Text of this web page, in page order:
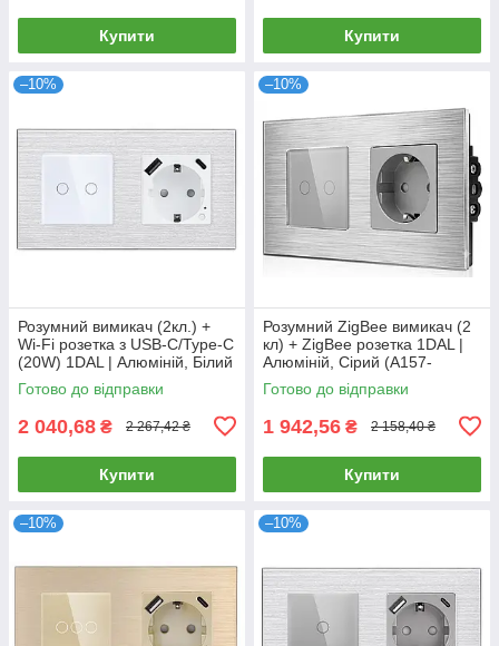
Купити Купити
–10%
Розумний вимикач (2кл.) +
Wi-Fi розетка з USB-C/Type-C
(20W) 1DAL | Алюміній, Білий
(A157-GSW2G.WF-
STUTC.WF.WT)
Готово до відправки
2 040,68 ₴ 2 267,42 ₴
Купити
–10%
Розумний ZigBee вимикач (2
кл) + ZigBee розетка 1DAL |
Алюміній, Сірий (A157-
GSW2G.ZB-ST.ZB.GR)
Готово до відправки
1 942,56 ₴ 2 158,40 ₴
Купити
–10% –10%